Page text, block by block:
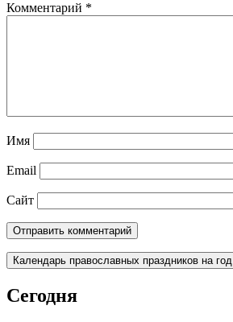
Комментарий *
Имя
Email
Сайт
Календарь православных праздников на год
Сегодня